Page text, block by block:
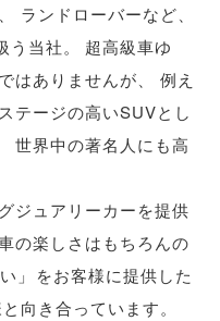
ランドローバーなど
う当社。
超高級車ゆ
はありませんが
例え
テージの高いSUVとし
世界中の著名人にも高
ジュアリーカーを提供
の楽しさはもちろんの
」
をお客様に提供した
向き合っています。